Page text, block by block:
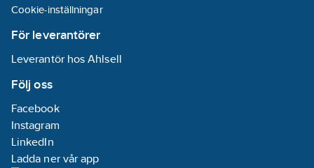
Cookie-inställningar
För leverantörer
Leverantör hos Ahlsell
Följ oss
Facebook
Instagram
LinkedIn
Ladda ner vår app